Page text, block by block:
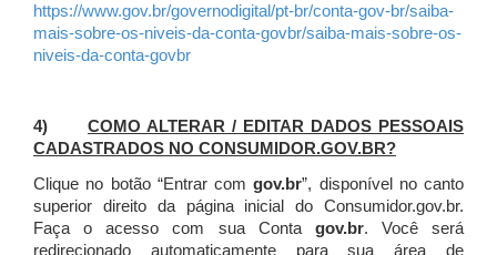
https://www.gov.br/governodigital/pt-br/conta-gov-br/saiba-
mais-sobre-os-niveis-da-conta-govbr/saiba-mais-sobre-os-
niveis-da-conta-govbr
4) COMO ALTERAR / EDITAR DADOS PESSOAIS
CADASTRADOS NO CONSUMIDOR.GOV.BR?
Clique no botão “Entrar comgov.br”, disponível no canto
superior direito da página inicial do Consumidor.gov.br.
Faça o acesso com sua Conta gov.br. Você será
redirecionado automaticamente para sua área de